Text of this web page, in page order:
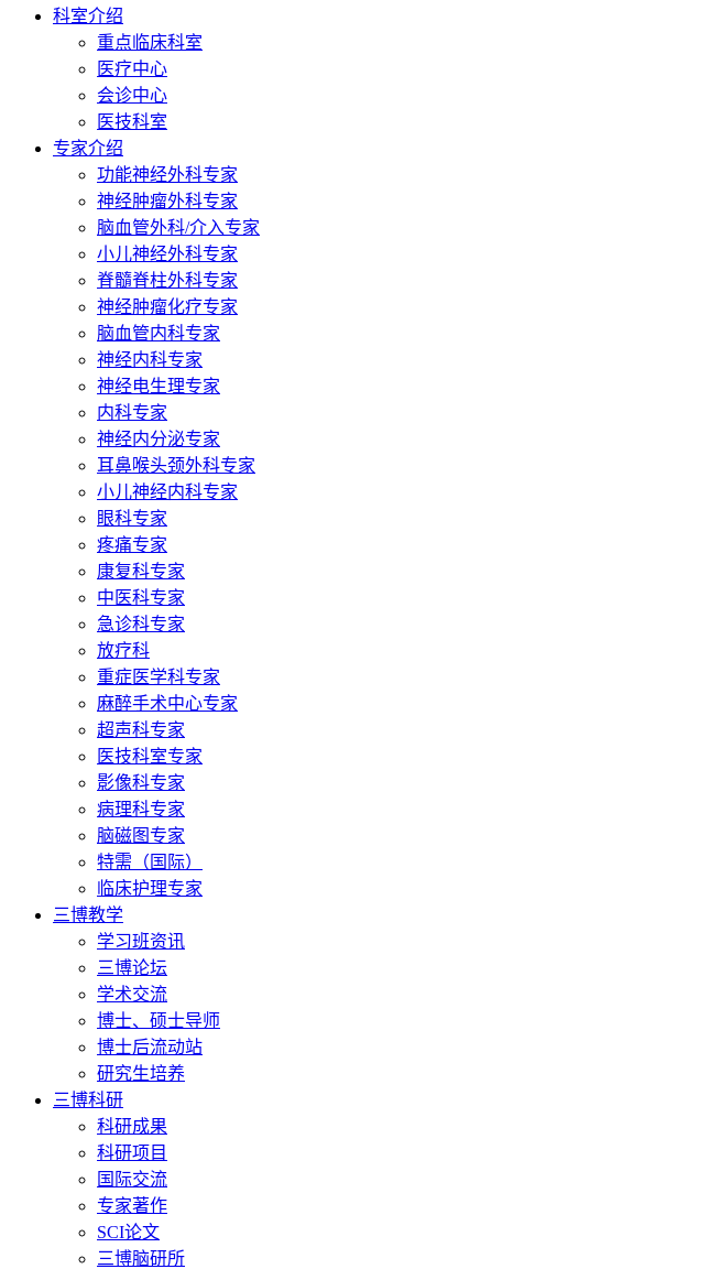
科室介绍
重点临床科室
医疗中心
会诊中心
医技科室
专家介绍
功能神经外科专家
神经肿瘤外科专家
脑血管外科/介入专家
小儿神经外科专家
脊髓脊柱外科专家
神经肿瘤化疗专家
脑血管内科专家
神经内科专家
神经电生理专家
内科专家
神经内分泌专家
耳鼻喉头颈外科专家
小儿神经内科专家
眼科专家
疼痛专家
康复科专家
中医科专家
急诊科专家
放疗科
重症医学科专家
麻醉手术中心专家
超声科专家
医技科室专家
影像科专家
病理科专家
脑磁图专家
特需（国际）
临床护理专家
三博教学
学习班资讯
三博论坛
学术交流
博士、硕士导师
博士后流动站
研究生培养
三博科研
科研成果
科研项目
国际交流
专家著作
SCI论文
三博脑研所